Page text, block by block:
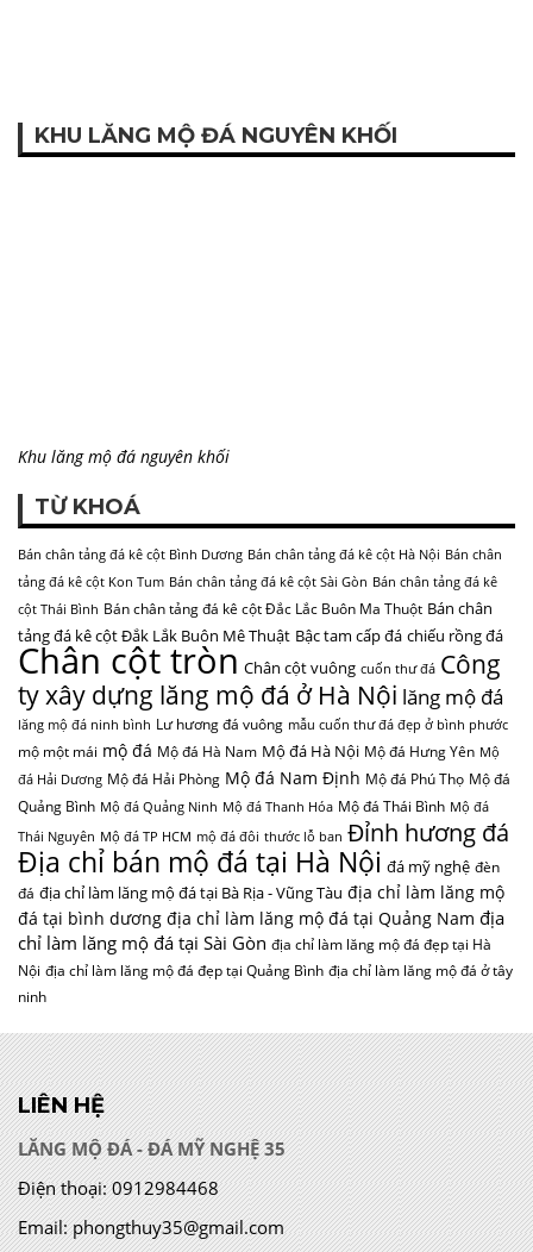
KHU LĂNG MỘ ĐÁ NGUYÊN KHỐI
Khu lăng mộ đá nguyên khối
TỪ KHOÁ
Bán chân tảng đá kê cột Bình Dương Bán chân tảng đá kê cột Hà Nội Bán chân
tảng đá kê cột Kon Tum Bán chân tảng đá kê cột Sài Gòn Bán chân tảng đá kê
cột Thái Bình Bán chân tảng đá kê cột Đắc Lắc Buôn Ma Thuột Bán chân
tảng đá kê cột Đắk Lắk Buôn Mê Thuật Bậc tam cấp đá chiếu rồng đá
Chân cột tròn Chân cột vuông cuốn thư đá Công
ty xây dựng lăng mộ đá ở Hà Nội lăng mộ đá
lăng mộ đá ninh bình Lư hương đá vuông mẫu cuốn thư đá đẹp ở bình phước
mộ một mái mộ đá Mộ đá Hà Nam Mộ đá Hà Nội Mộ đá Hưng Yên Mộ
đá Hải Dương Mộ đá Hải Phòng Mộ đá Nam Định Mộ đá Phú Thọ Mộ đá
Quảng Bình Mộ đá Quảng Ninh Mộ đá Thanh Hóa Mộ đá Thái Bình Mộ đá
Thái Nguyên Mộ đá TP HCM mộ đá đôi thước lỗ ban Đỉnh hương đá
Địa chỉ bán mộ đá tại Hà Nội đá mỹ nghệ đèn
đá địa chỉ làm lăng mộ đá tại Bà Rịa - Vũng Tàu địa chỉ làm lăng mộ
đá tại bình dương địa chỉ làm lăng mộ đá tại Quảng Nam địa
chỉ làm lăng mộ đá tại Sài Gòn địa chỉ làm lăng mộ đá đẹp tại Hà
Nội địa chỉ làm lăng mộ đá đẹp tại Quảng Bình địa chỉ làm lăng mộ đá ở tây
ninh
LIÊN HỆ
LĂNG MỘ ĐÁ - ĐÁ MỸ NGHỆ 35
Điện thoại: 0912984468
Email: phongthuy35@gmail.com